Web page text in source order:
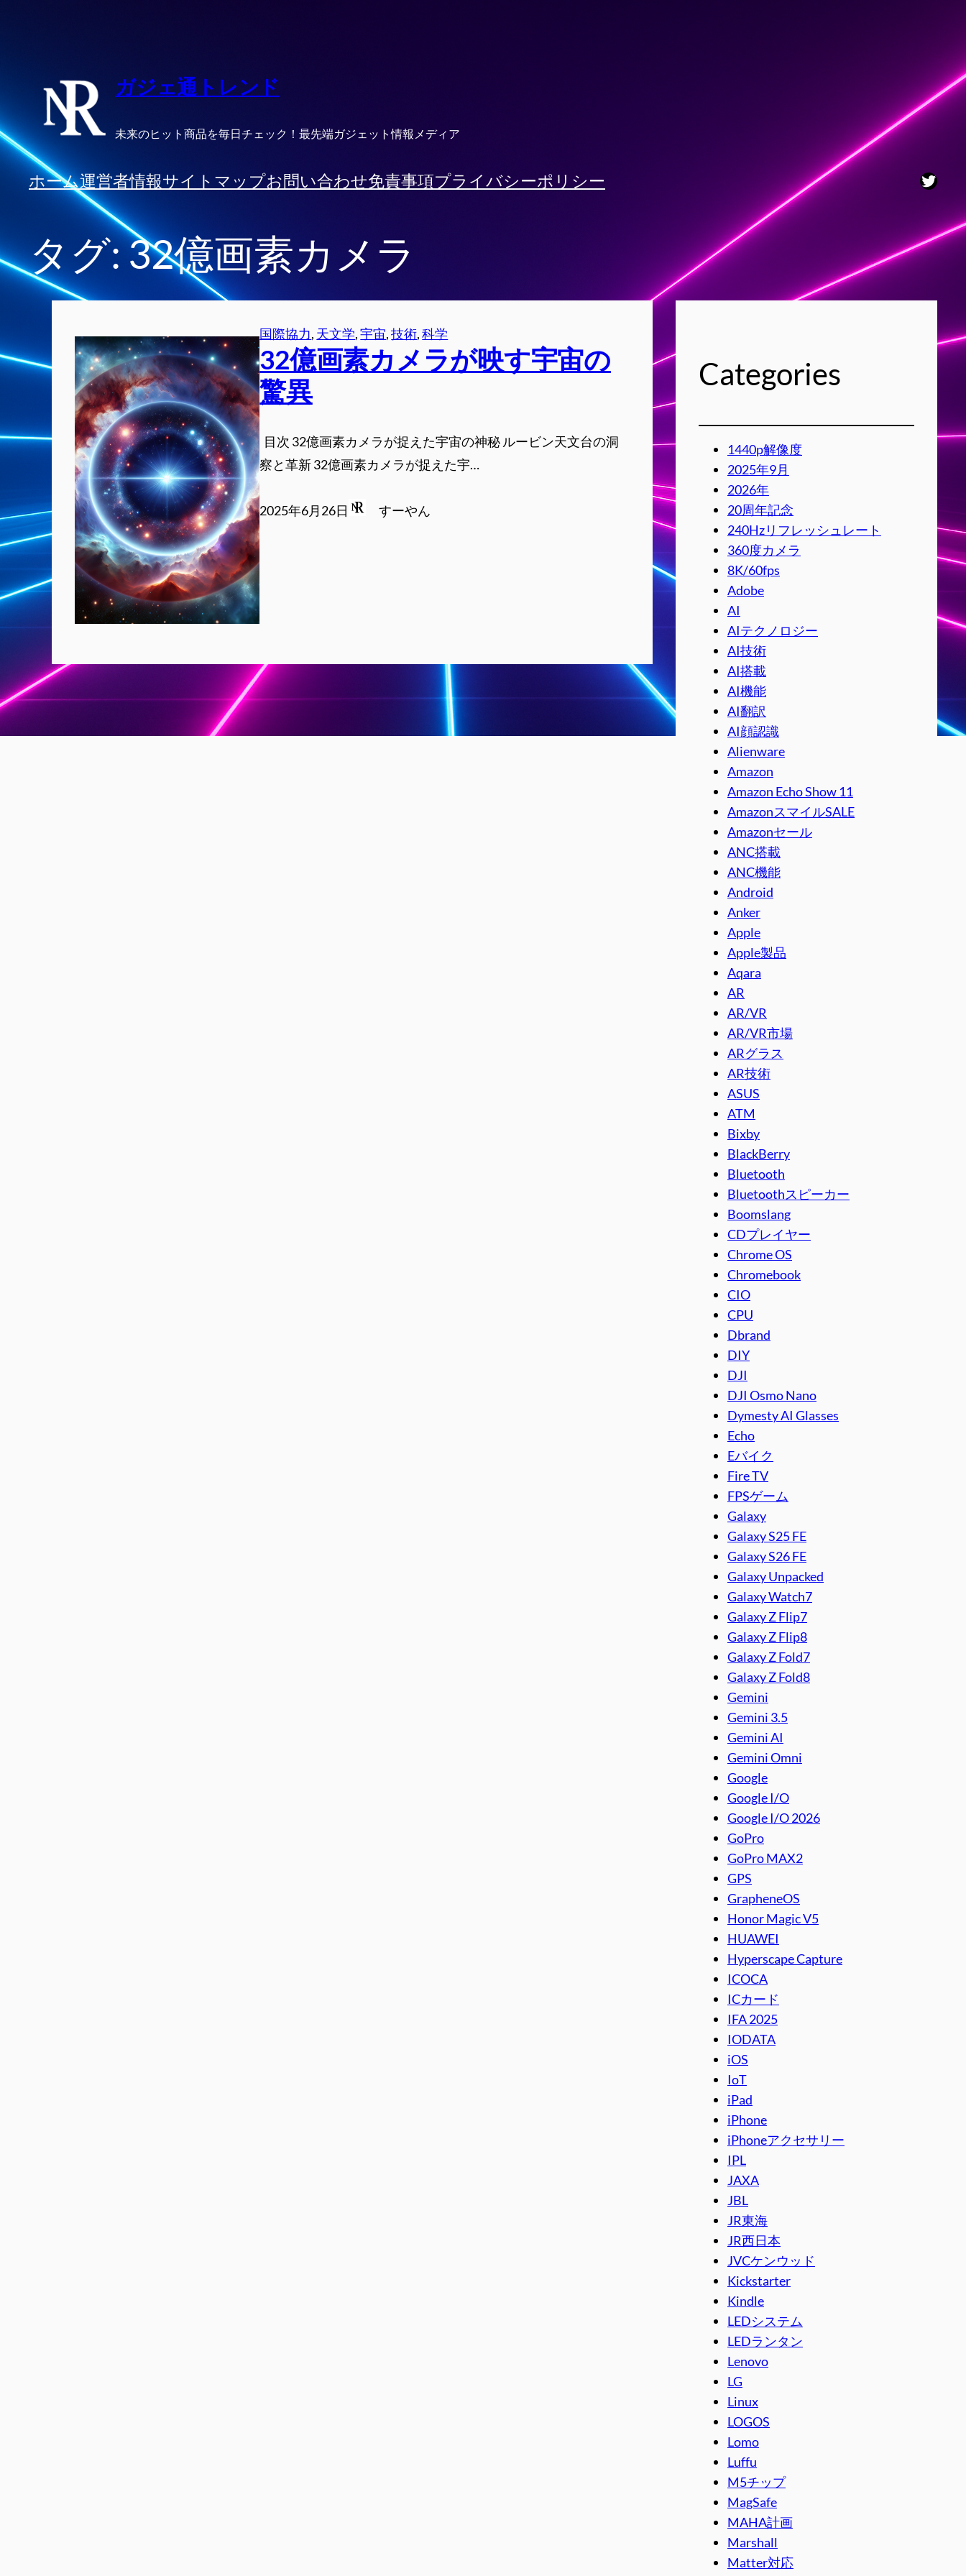
ッ
プ
ガジェ通トレンド
未来のヒット商品を毎日チェック！最先端ガジェット情報メディア
ホーム運営者情報サイトマップお問い合わせ免責事項プライバシーポリシー
タグ:32億画素カメラ
国際協力, 天文学, 宇宙, 技術, 科学
32億画素カメラが映す宇宙の
驚異
目次 32億画素カメラが捉えた宇宙の神秘 ルービン天文台の洞
察と革新 32億画素カメラが捉えた宇…
2025年6月26日 すーやん
Categories
1440p解像度
2025年9月
2026年
20周年記念
240Hzリフレッシュレート
360度カメラ
8K/60fps
Adobe
AI
AIテクノロジー
AI技術
AI搭載
AI機能
AI翻訳
AI顔認識
Alienware
Amazon
Amazon Echo Show 11
AmazonスマイルSALE
Amazonセール
ANC搭載
ANC機能
Android
Anker
Apple
Apple製品
Aqara
AR
AR/VR
AR/VR市場
ARグラス
AR技術
ASUS
ATM
Bixby
BlackBerry
Bluetooth
Bluetoothスピーカー
Boomslang
CDプレイヤー
Chrome OS
Chromebook
CIO
CPU
Dbrand
DIY
DJI
DJI Osmo Nano
Dymesty AI Glasses
Echo
Eバイク
Fire TV
FPSゲーム
Galaxy
Galaxy S25 FE
Galaxy S26 FE
Galaxy Unpacked
Galaxy Watch7
Galaxy Z Flip7
Galaxy Z Flip8
Galaxy Z Fold7
Galaxy Z Fold8
Gemini
Gemini 3.5
Gemini AI
Gemini Omni
Google
Google I/O
Google I/O 2026
GoPro
GoPro MAX2
GPS
GrapheneOS
Honor Magic V5
HUAWEI
Hyperscape Capture
ICOCA
ICカード
IFA 2025
IODATA
iOS
IoT
iPad
iPhone
iPhoneアクセサリー
IPL
JAXA
JBL
JR東海
JR西日本
JVCケンウッド
Kickstarter
Kindle
LEDシステム
LEDランタン
Lenovo
LG
Linux
LOGOS
Lomo
Luffu
M5チップ
MagSafe
MAHA計画
Marshall
Matter対応